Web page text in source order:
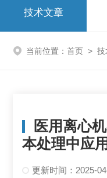
技术文章
当前位置： 首页 > 技
医用离心
本处理中应
更新时间：2025-